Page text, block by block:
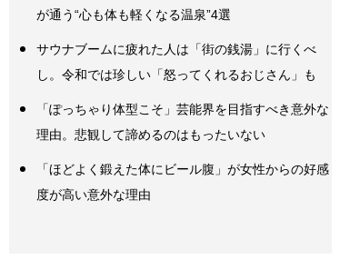
が通う“心も体も軽くなる温泉”4選
サウナブームに疲れた人は「街の銭湯」に行くべ
し。令和では珍しい「怒ってくれるおじさん」も
「ぽっちゃり体型こそ」芸能界を目指すべき意外な
理由。悲観して諦めるのはもったいない
「ほどよく鍛えた体にビール腹」が女性からの好感
度が高い意外な理由